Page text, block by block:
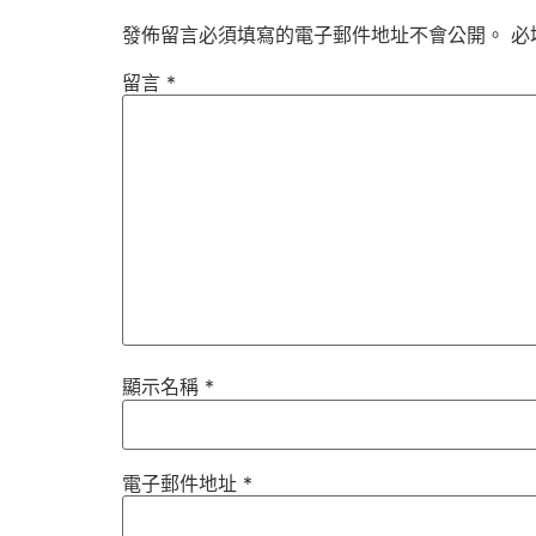
發佈留言必須填寫的電子郵件地址不會公開。 必
留言 *
顯示名稱 *
電子郵件地址 *